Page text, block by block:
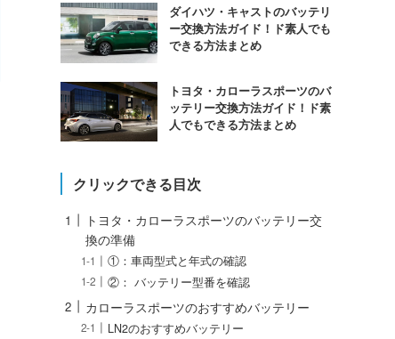
ダイハツ・キャストのバッテリ
ー交換方法ガイド！ド素人でも
できる方法まとめ
トヨタ・カローラスポーツのバ
ッテリー交換方法ガイド！ド素
人でもできる方法まとめ
クリックできる目次
トヨタ・カローラスポーツのバッテリー交
換の準備
①：車両型式と年式の確認
②： バッテリー型番を確認
カローラスポーツのおすすめバッテリー
LN2のおすすめバッテリー